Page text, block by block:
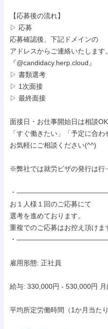
【応募後の流れ】
▷ 応募
応募確認後、下記ドメインの
アドレスからご連絡いたします。
『@candidacy.herp.cloud』
▷ 書類選考
▷ 1次面接
▷ 最終面接
面接日・お仕事開始日は相談OK
「すぐ働きたい」「予定に合わ
お気軽にご相談ください(^^)
※弊社では就労ビザの発行は行
・――――――――――――――
お１人様１回のご応募にて
選考を進めております。
重複でのご応募はお控え頂けま
・――――――――――――――
雇用形態: 正社員
給与: 330,000円 - 530,000円 月
平均所定労働時間（1か月当た